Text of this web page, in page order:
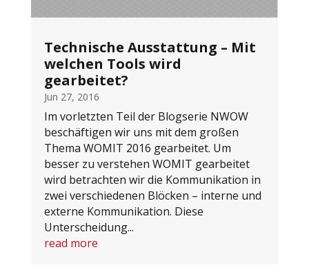
Technische Ausstattung – Mit
welchen Tools wird
gearbeitet?
Jun 27, 2016
Im vorletzten Teil der Blogserie NWOW
beschäftigen wir uns mit dem großen
Thema WOMIT 2016 gearbeitet. Um
besser zu verstehen WOMIT gearbeitet
wird betrachten wir die Kommunikation in
zwei verschiedenen Blöcken – interne und
externe Kommunikation. Diese
Unterscheidung...
read more